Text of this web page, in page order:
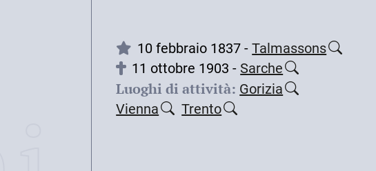
10 febbraio 1837 -Talmassons
11 ottobre 1903 - Sarche
Luoghi di attività: Gorizia
Vienna
Trento